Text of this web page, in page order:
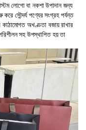
লোগো বা নকশা উপাদান জন্য
সৌন্দর্য পণ্যের সংগ্রহ পর্যন্ত
কাঠামোগত অখণ্ডতা বজায় রাখার
সহ উপস্থাপিত হয় তা